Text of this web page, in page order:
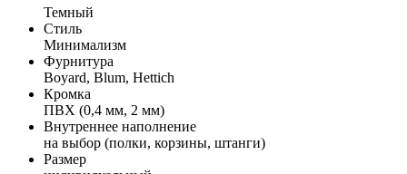
Темный
Стиль
Минимализм
Фурнитура
Boyard, Blum, Hettich
Кромка
ПВХ (0,4 мм, 2 мм)
Внутреннее наполнение
на выбор (полки, корзины, штанги)
Размер